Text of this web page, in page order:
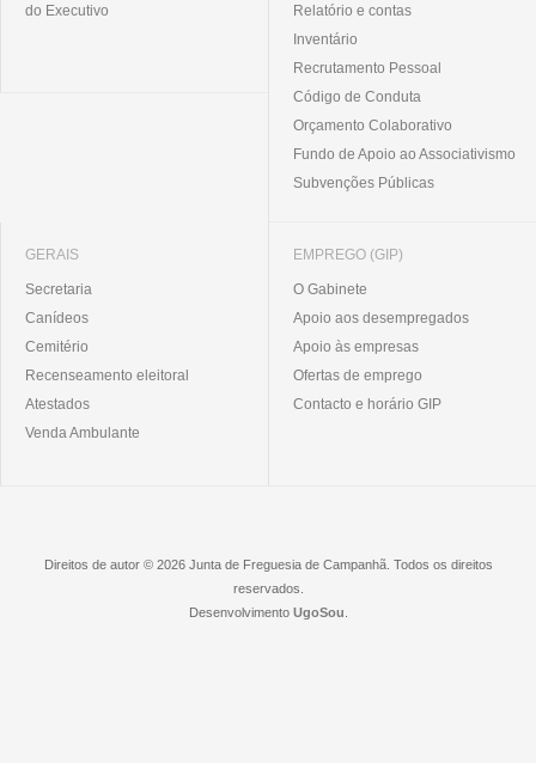
do Executivo
Relatório e contas
Inventário
Recrutamento Pessoal
Código de Conduta
Orçamento Colaborativo
Fundo de Apoio ao Associativismo
Subvenções Públicas
GERAIS
Secretaria
Canídeos
Cemitério
Recenseamento eleitoral
Atestados
Venda Ambulante
EMPREGO (GIP)
O Gabinete
Apoio aos desempregados
Apoio às empresas
Ofertas de emprego
Contacto e horário GIP
Direitos de autor © 2026 Junta de Freguesia de Campanhã. Todos os direitos
reservados.
Desenvolvimento UgoSou